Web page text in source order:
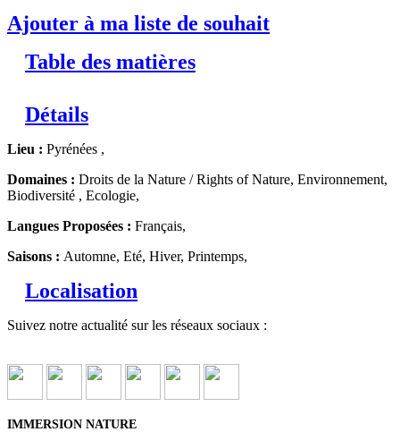
Ajouter à ma liste de souhait
Table des matières
Détails
Lieu : Pyrénées ,
Domaines : Droits de la Nature / Rights of Nature, Environnement,
Biodiversité , Ecologie,
Langues Proposées : Français,
Saisons : Automne, Eté, Hiver, Printemps,
Localisation
Suivez notre actualité sur les réseaux sociaux :
IMMERSION NATURE